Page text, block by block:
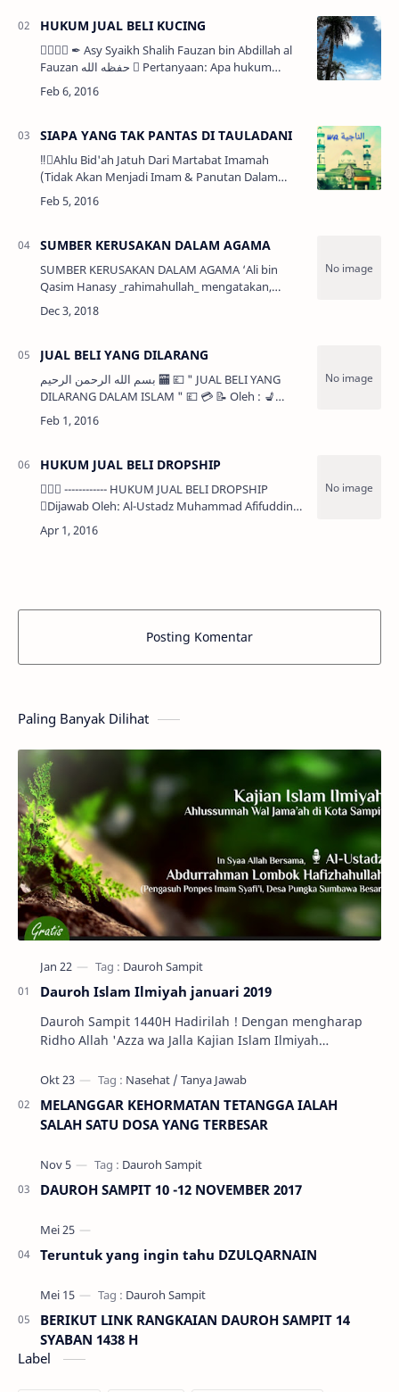
HUKUM JUAL BELI KUCING
 ✒ Asy Syaikh Shalih Fauzan bin Abdillah al
Fauzan حفظه الله  Pertanyaan: Apa hukum
membeli kucing dan memeliharanya di rumah? 
Jawaban: Memelihara kucing di …
SIAPA YANG TAK PANTAS DI TAULADANI
‼Ahlu Bid'ah Jatuh Dari Martabat Imamah
(Tidak Akan Menjadi Imam & Panutan Dalam
Agama)‼ أهل البدع ساقطون عن رتبة الإمامة ☝
SUMBER KERUSAKAN DALAM AGAMA
SUMBER KERUSAKAN DALAM AGAMA ‘Ali bin
Qasim Hanasy _rahimahullah_ mengatakan,
“Manusia terbagi menjadi tiga tingkatan: 1).
Tingkatan tertinggi, yaitu para ulama kibar
JUAL BELI YANG DILARANG
بسم الله الرحمن الرحيم 🏧 💷 " JUAL BELI YANG
DILARANG DALAM ISLAM " 💷 💳 📝 Oleh : 💺
Syaikh Shalih Al Fauzan bin Fauzan -
hafidzahullaah- Risalah tentang jual beli yang
HUKUM JUAL BELI DROPSHIP
 ------------ HUKUM JUAL BELI DROPSHIP
Dijawab Oleh: Al-Ustadz Muhammad Afifuddin -
hafidzahullah- &nb…
Posting Komentar
Paling Banyak Dilihat
Dauroh Islam Ilmiyah januari 2019
Dauroh Sampit 1440H Hadirilah ! Dengan mengharap
Ridho Allah 'Azza wa Jalla Kajian Islam Ilmiyah
MELANGGAR KEHORMATAN TETANGGA IALAH
SALAH SATU DOSA YANG TERBESAR
DAUROH SAMPIT 10 -12 NOVEMBER 2017
Teruntuk yang ingin tahu DZULQARNAIN
BERIKUT LINK RANGKAIAN DAUROH SAMPIT 14
SYABAN 1438 H
Label